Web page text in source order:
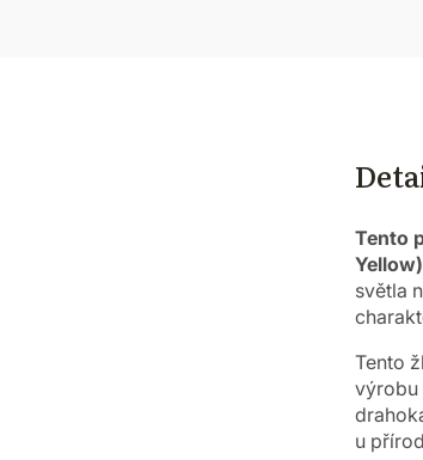
Tento
Yellow)
světla
Tento
výrobu
u